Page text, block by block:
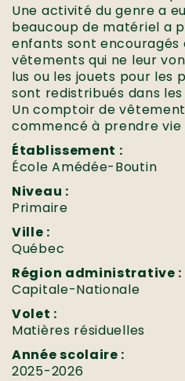
Une activité du genre a
beaucoup de matériel a
enfants sont
vêtements qui ne leur
lus ou les jouets pour les
sont redistribués dans
Un comptoir de
commencé à prendre
Établissement :
École Amédée-Boutin
Niveau :
Primaire
Ville :
Québec
Région administrative :
Capitale-Nationale
Volet :
Matières résiduelles
Année scolaire :
2025-2026